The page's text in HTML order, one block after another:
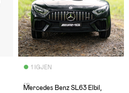
1 IGJEN
(1)
Mercedes Benz SL63 Elbil,